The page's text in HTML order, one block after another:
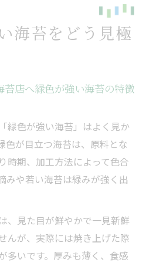
海苔をどう見極
店へ緑色が強い海苔の特徴
緑色が強い海苔」はよく見か
色が目立つ海苔は、原料とな
時期、加工方法によって色合
みや若い海苔は緑みが強く出
、見た目が鮮やかで一見新鮮
んが、実際には焼き上げた際
多いです。厚みも薄く、食感